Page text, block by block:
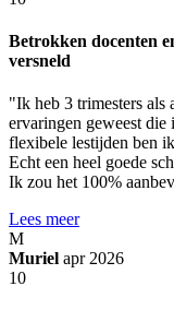
Betrokken docenten
versneld
"Ik heb 3 trimesters als
ervaringen geweest
flexibele lestijden ben
Echt een heel goede
Ik zou het 100%
Lees meer
M
Muriel apr 2026
10